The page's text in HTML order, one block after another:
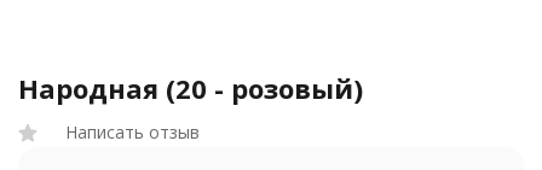
Народная (20 - розовый)
Написать отзыв